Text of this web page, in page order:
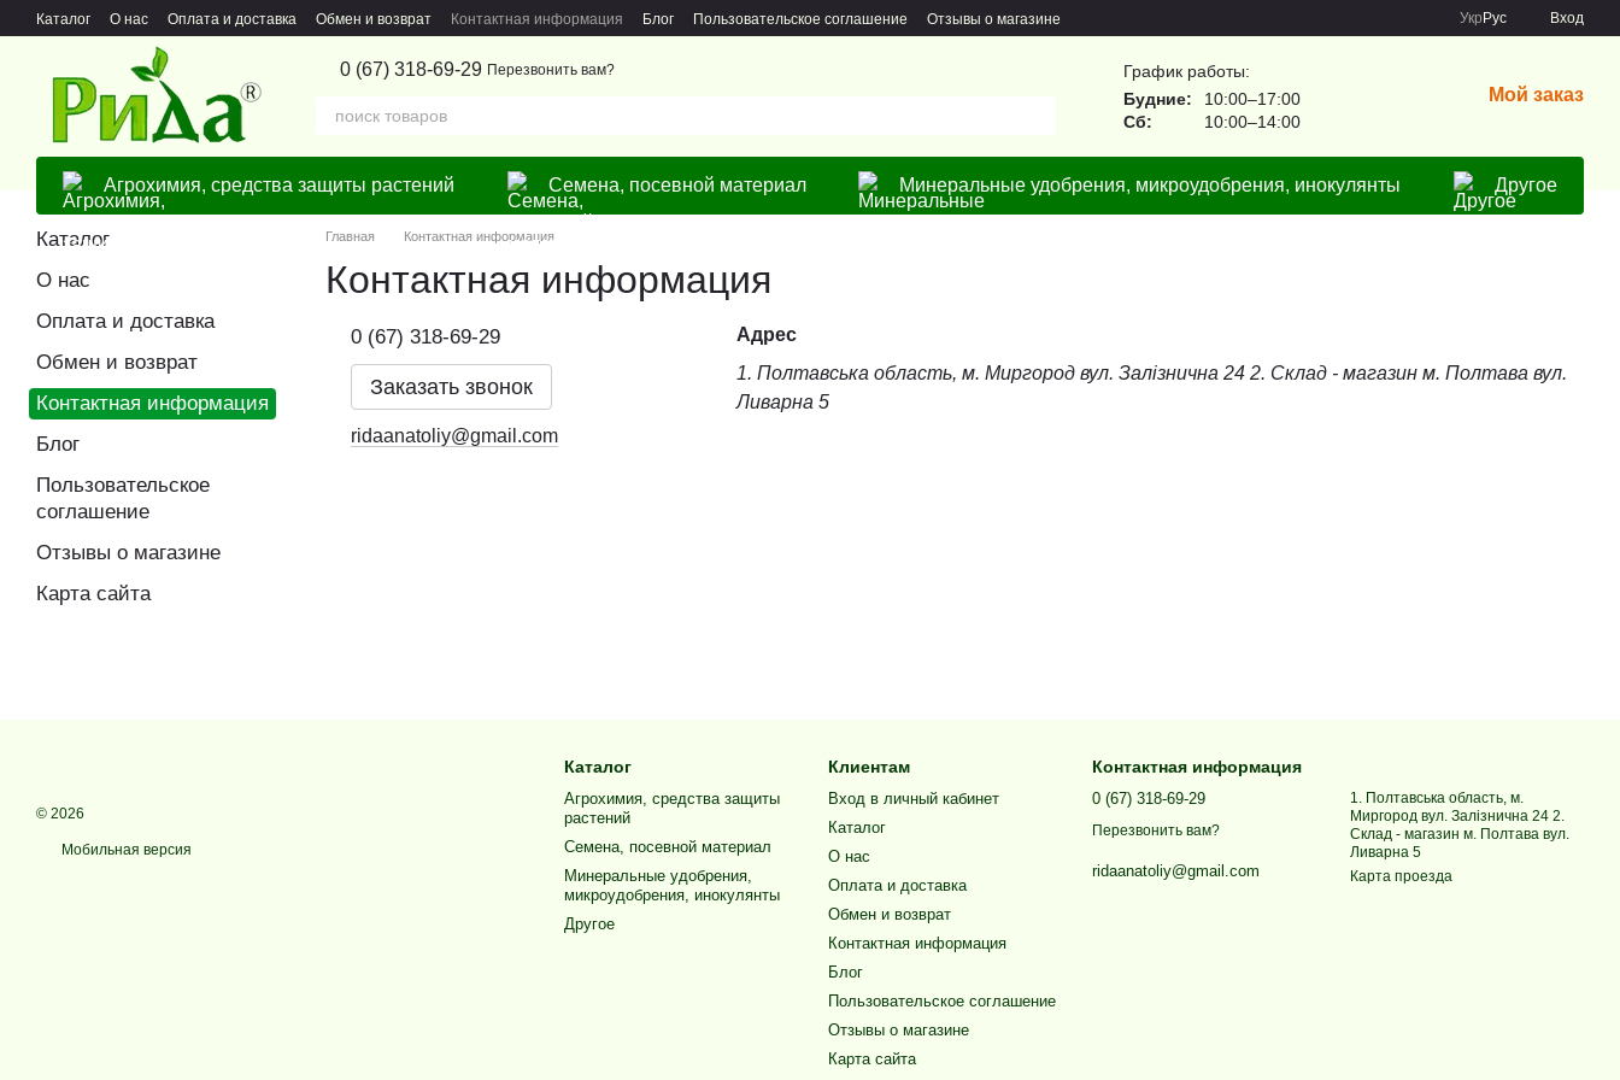
Перейти к основному контенту
Каталог О нас Оплата и доставка Обмен и возврат Контактная информация Блог Пользовательское соглашение Отзывы о магазине Укр Рус Вход
0 (67) 318-69-29 Перезвонить вам?
График работы:
Будние:
10:00–17:00
Сб:
10:00–14:00
Мой заказ
Агрохимия, средства защиты растений Семена, посевной материал Минеральные удобрения, микроудобрения, инокулянты Другое
Главная Контактная информация
Контактная информация
0 (67) 318-69-29
Заказать звонок
ridaanatoliy@gmail.com
Адрес
1. Полтавська область, м. Миргород вул. Залізнична 24 2. Склад - магазин м. Полтава вул.
Ливарна 5
Каталог
О нас
Оплата и доставка
Обмен и возврат
Контактная информация
Блог
Пользовательское
соглашение
Отзывы о магазине
Карта сайта
© 2026
Мобильная версия
Каталог
Агрохимия, средства защиты
растений
Семена, посевной материал
Минеральные удобрения,
микроудобрения, инокулянты
Другое
Клиентам
Вход в личный кабинет
Каталог
О нас
Оплата и доставка
Обмен и возврат
Контактная информация
Блог
Пользовательское соглашение
Отзывы о магазине
Карта сайта
Контактная информация
0 (67) 318-69-29
Перезвонить вам?
ridaanatoliy@gmail.com
1. Полтавська область, м.
Миргород вул. Залізнична 24 2.
Склад - магазин м. Полтава вул.
Ливарна 5
Карта проезда